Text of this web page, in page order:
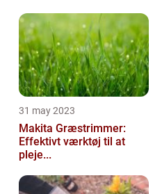
31 may 2023
Makita Græstrimmer:
Effektivt værktøj til at
pleje...